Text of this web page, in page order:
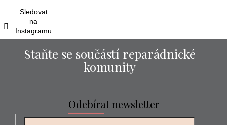
Sledovat
na
Instagramu
Staňte se součástí reparádnické
komunity
Odebírat newsletter